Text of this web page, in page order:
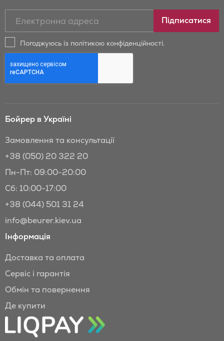
новини
та
Бойрер:
Підписатися
Погоджуюсь із політикою конфіденційності.
Бойрер в Україні
Замовлення та консультації
+38 (050) 20 322 20
Пн-Пт: 09:00-20:00
Сб: 10:00-17:00
+38 (044) 501 31 24
info@beurer.kiev.ua
Інформація
Доставка та оплата
Сервіс і гарантія
Обмін та повернення
Де купити